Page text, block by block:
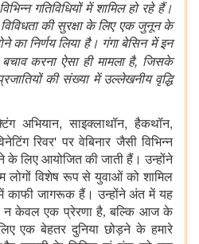
गतिविधियों में शामिल हो रहे हैं।
की सुरक्षा के लिए एक जुनून के
का निर्णय लिया है। गंगा बेसिन में इन
करना ऐसा ही मामला है, जिसके
की संख्या में उल्लेखनीय वृद्धि
अभियान,साइक्लाथॉन,हैकथॉन,
रिवर'पर वेबिनार जैसी विभिन्न
के लिए आयोजित की जाती हैं। उन्होंने
लोगों विशेष रूप से युवाओं को शामिल
काफी जागरूक हैं। उन्होंने अंत में यह
न केवल एक प्रेरणा है, बल्कि आज के
एक बेहतर दुनिया छोड़ने के हमारे